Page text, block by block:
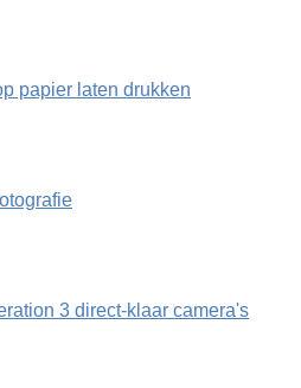
papier laten drukken
3 direct-klaar camera's